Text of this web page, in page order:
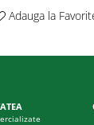
Adauga la